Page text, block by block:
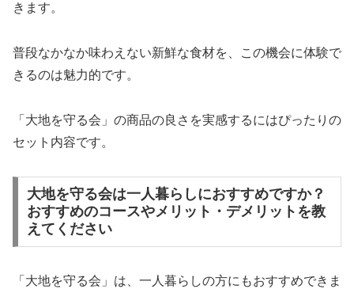
きます。
普段なかなか味わえない新鮮な食材を、この機会に体験で
きるのは魅力的です。
「大地を守る会」の商品の良さを実感するにはぴったりの
セット内容です。
大地を守る会は一人暮らしにおすすめですか？
おすすめのコースやメリット・デメリットを教
えてください
「大地を守る会」は、一人暮らしの方にもおすすめできま